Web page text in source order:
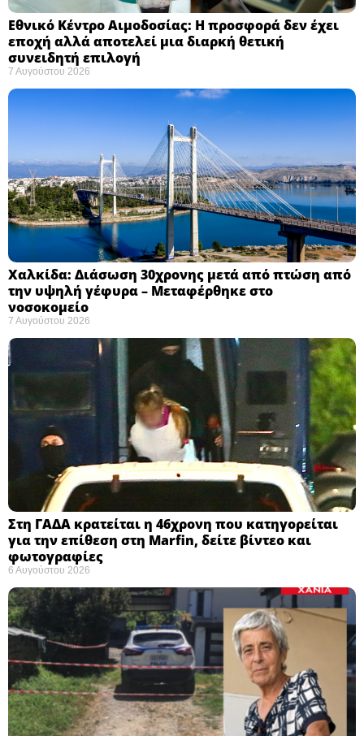
Εθνικό Κέντρο Αιμοδοσίας: H προσφορά δεν έχει
εποχή αλλά αποτελεί μια διαρκή θετική
συνειδητή επιλογή ​
7 Αυγούστου 2026
Χαλκίδα: Διάσωση 30χρονης μετά από πτώση από
την υψηλή γέφυρα – Μεταφέρθηκε στο
νοσοκομείο ​
7 Αυγούστου 2026
Στη ΓΑΔΑ κρατείται η 46χρονη που κατηγορείται
για την επίθεση στη Marfin, δείτε βίντεο και
φωτογραφίες
6 Αυγούστου 2026